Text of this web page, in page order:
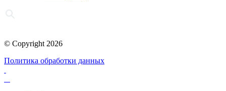
© Copyright 2026
Политика обработки данных